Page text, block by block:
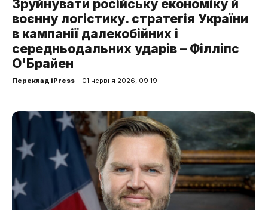
Зруйнувати російську економіку й
воєнну логістику. стратегія України
в кампанії далекобійних і
середньодальних ударів – Філліпс
О'Брайен
Переклад iPress – 01 червня 2026, 09:19